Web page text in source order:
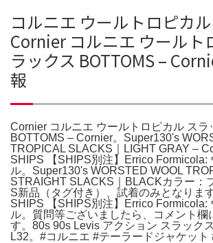
コルニエ ウールトロピカ
Cornier コルニエ ウールト
ラックス BOTTOMS –
報
Cornier コルニエ ウールトロピカル スラ
BOTTOMS – Cornier。Super130's
TROPICAL SLACKS｜LIGHT GRAY –
SHIPS 【SHIPS別注】Errico Formicola:
ル。Super130's WORSTED WOOL
STRAIGHT SLACKS｜BLACKカラー：
S新品（タグ付き）、試着のみとなりま
SHIPS 【SHIPS別注】Errico Formicola:
ル。質問等ございましたら、コメント欄
す。80s 90s Levis アクション スラック
L32。#コルニエ #テーラードジャケット